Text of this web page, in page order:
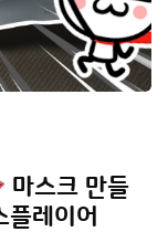
마스크 만들
레이어